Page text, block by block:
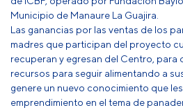
Municipio de Manaure La Guajira.
Las ganancias por las ventas de los
madres que participan del proyecto
recuperan y egresan del Centro, para
recursos para seguir alimentando a
genere un nuevo conocimiento que
emprendimiento en el tema de